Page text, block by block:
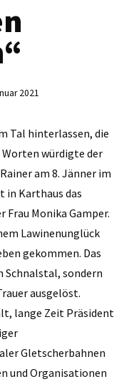
2021
Tal hinterlassen, die
würdigte der
am 8. Jänner im
in Karthaus das
Frau Monika Gamper.
Lawinenunglück
gekommen. Das
sondern
ausgelöst.
lange Zeit Präsident
Gletscherbahnen
und Organisationen